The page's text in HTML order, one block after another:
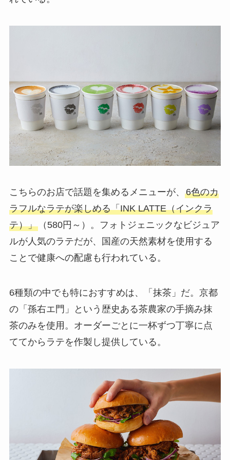
こちらのお店で話題を集めるメニューが、 6色のカ
ラフルなラテが楽しめる「INK LATTE（インクラ
テ）」（580円～）。フォトジェニックなビジュア
ルが人気のラテだが、
国産の天然素材を使用する
ことで健康への配慮も行われている。
6種類の中でも特におすすめは、「抹茶」だ。 京都
の「孫右エ門」という歴史ある茶農家の手摘み抹
茶のみを使用。 オーダーごとに一杯ずつ丁寧に点
ててからラテを作製し提供している。